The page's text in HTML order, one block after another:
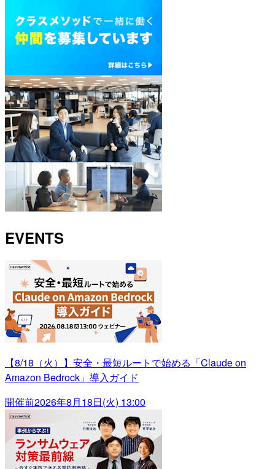
EVENTS
【8/18（火）】安全・最短ルートで始める「Claude on
Amazon Bedrock」導入ガイド
開催前2026年8月18日(火) 13:00